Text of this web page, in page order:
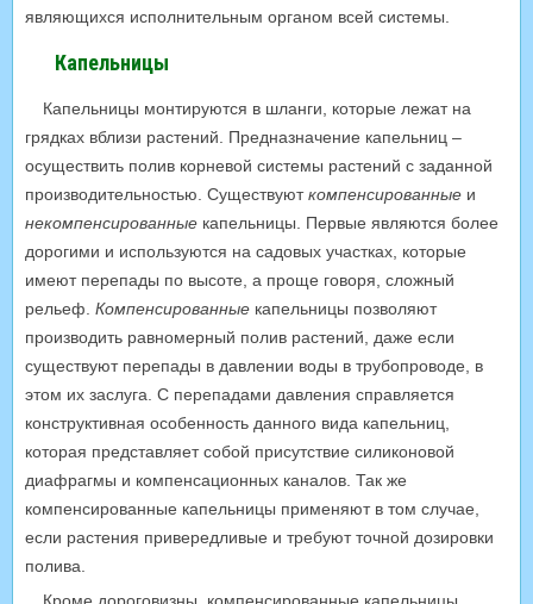
являющихся исполнительным органом всей системы.
Капельницы
Капельницы монтируются в шланги, которые лежат на
грядках вблизи растений. Предназначение капельниц –
осуществить полив корневой системы растений с заданной
производительностью. Существуюткомпенсированные и
некомпенсированные капельницы. Первые являются более
дорогими и используются на садовых участках, которые
имеют перепады по высоте, а проще говоря, сложный
рельеф. Компенсированные капельницы позволяют
производить равномерный полив растений, даже если
существуют перепады в давлении воды в трубопроводе, в
этом их заслуга. С перепадами давления справляется
конструктивная особенность данного вида капельниц,
которая представляет собой присутствие силиконовой
диафрагмы и компенсационных каналов. Так же
компенсированные капельницы применяют в том случае,
если растения привередливые и требуют точной дозировки
полива.